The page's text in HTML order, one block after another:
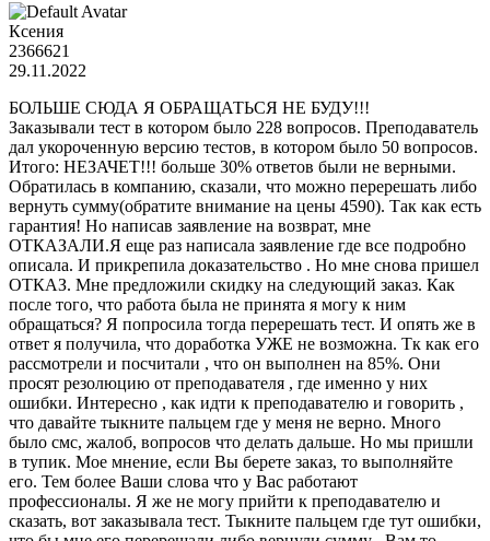
Ксения
2366621
29.11.2022
БОЛЬШЕ СЮДА Я ОБРАЩАТЬСЯ НЕ БУДУ!!!
Заказывали тест в котором было 228 вопросов. Преподаватель
дал укороченную версию тестов, в котором было 50 вопросов.
Итого: НЕЗАЧЕТ!!! больше 30% ответов были не верными.
Обратилась в компанию, сказали, что можно перерешать либо
вернуть сумму(обратите внимание на цены 4590). Так как есть
гарантия! Но написав заявление на возврат, мне
ОТКАЗАЛИ.Я еще раз написала заявление где все подробно
описала. И прикрепила доказательство . Но мне снова пришел
ОТКАЗ. Мне предложили скидку на следующий заказ. Как
после того, что работа была не принята я могу к ним
обращаться? Я попросила тогда перерешать тест. И опять же в
ответ я получила, что доработка УЖЕ не возможна. Тк как его
рассмотрели и посчитали , что он выполнен на 85%. Они
просят резолюцию от преподавателя , где именно у них
ошибки. Интересно , как идти к преподавателю и говорить ,
что давайте тыкните пальцем где у меня не верно. Много
было смс, жалоб, вопросов что делать дальше. Но мы пришли
в тупик. Мое мнение, если Вы берете заказ, то выполняйте
его. Тем более Ваши слова что у Вас работают
профессионалы. Я же не могу прийти к преподавателю и
сказать, вот заказывала тест. Тыкните пальцем где тут ошибки,